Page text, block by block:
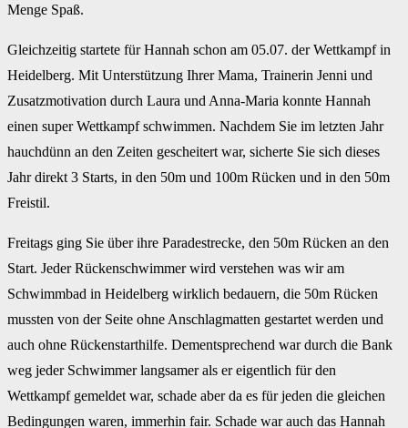
Menge Spaß.
Gleichzeitig startete für Hannah schon am 05.07. der Wettkampf in
Heidelberg. Mit Unterstützung Ihrer Mama, Trainerin Jenni und
Zusatzmotivation durch Laura und Anna-Maria konnte Hannah
einen super Wettkampf schwimmen. Nachdem Sie im letzten Jahr
hauchdünn an den Zeiten gescheitert war, sicherte Sie sich dieses
Jahr direkt 3 Starts, in den 50m und 100m Rücken und in den 50m
Freistil.
Freitags ging Sie über ihre Paradestrecke, den 50m Rücken an den
Start. Jeder Rückenschwimmer wird verstehen was wir am
Schwimmbad in Heidelberg wirklich bedauern, die 50m Rücken
mussten von der Seite ohne Anschlagmatten gestartet werden und
auch ohne Rückenstarthilfe. Dementsprechend war durch die Bank
weg jeder Schwimmer langsamer als er eigentlich für den
Wettkampf gemeldet war, schade aber da es für jeden die gleichen
Bedingungen waren, immerhin fair. Schade war auch das Hannah